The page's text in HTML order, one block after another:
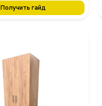
Получить гайд